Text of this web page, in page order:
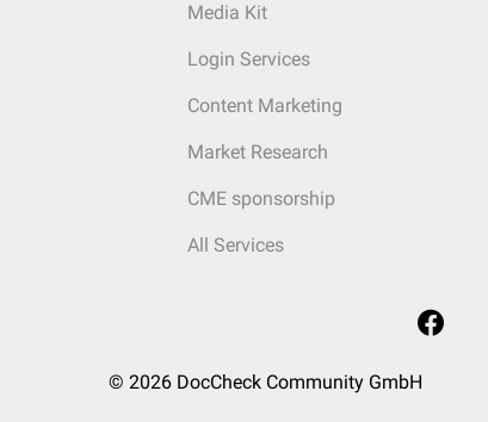
Media Kit
Login Services
Content Marketing
Market Research
CME sponsorship
All Services
© 2026 DocCheck Community GmbH